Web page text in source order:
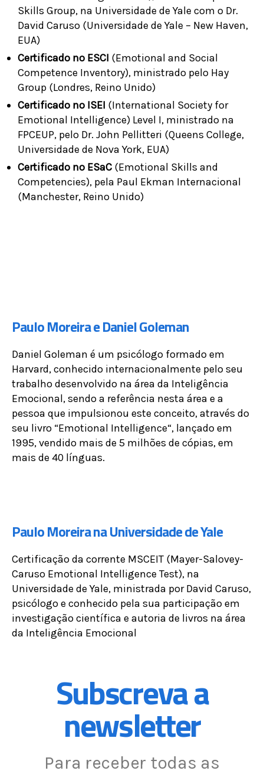
Skills Group, na Universidade de Yale com o Dr.
David Caruso (Universidade de Yale – New Haven,
EUA)
Certificado no ESCI (Emotional and Social
Competence Inventory), ministrado pelo Hay
Group (Londres, Reino Unido)
Certificado no ISEI (International Society for
Emotional Intelligence) Level I, ministrado na
FPCEUP, pelo Dr. John Pellitteri (Queens College,
Universidade de Nova York, EUA)
Certificado no ESaC (Emotional Skills and
Competencies), pela Paul Ekman Internacional
(Manchester, Reino Unido)
Paulo Moreira e Daniel Goleman
Daniel Goleman é um psicólogo formado em
Harvard, conhecido internacionalmente pelo seu
trabalho desenvolvido na área da Inteligência
Emocional, sendo a referência nesta área e a
pessoa que impulsionou este conceito, através do
seu livro “Emotional Intelligence“, lançado em
1995, vendido mais de 5 milhões de cópias, em
mais de 40 línguas.
Paulo Moreira na Universidade de Yale
Certificação da corrente MSCEIT (Mayer-Salovey-
Caruso Emotional Intelligence Test), na
Universidade de Yale, ministrada por David Caruso,
psicólogo e conhecido pela sua participação em
investigação científica e autoria de livros na área
da Inteligência Emocional
Subscreva a
newsletter
Para receber todas as